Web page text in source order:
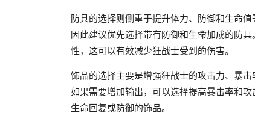
防具的选择则侧重于提升体力、防御和生命
因此建议优先选择带有防御和生命加成的防
性，这可以有效减少狂战士受到的伤害。
饰品的选择主要是增强狂战士的攻击力、暴
如果需要增加输出，可以选择提高暴击率和
生命回复或防御的饰品。